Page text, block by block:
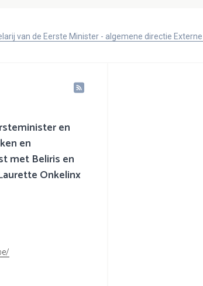
van de Eerste Minister - algemene directie
en
en
met Beliris en
Onkelinx